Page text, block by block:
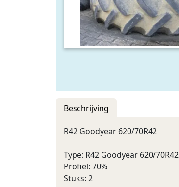
Beschrijving
R42 Goodyear 620/70R42
Type: R42 Goodyear 620/70R42
Profiel: 70%
Stuks: 2